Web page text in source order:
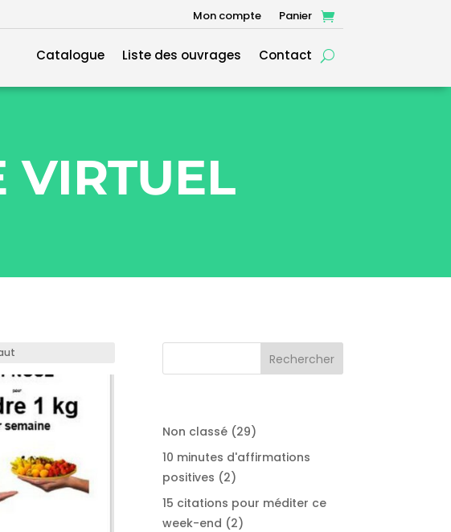
Mon compte Panier
Catalogue Liste des ouvrages Contact
VIRTUEL
Non classé 2929
produits
10 minutes d'affirmations
positives
22
produits
15 citations pour méditer ce
week-end
22